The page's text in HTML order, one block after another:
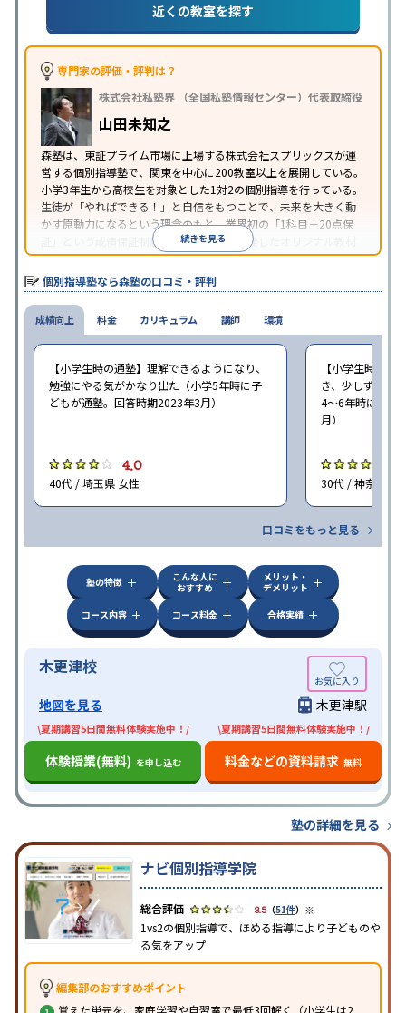
成績保証制度あり1科目から受講可能
自習室あり
※2023年3月調査。小学校高学年の個別指導塾アンケート調査方法を参
近くの教室を探す
専門家の評価・評判は？
株式会社私塾界 （全国私塾情報センター）代表取締役
山田未知之
森塾は、東証プライム市場に上場する株式会社スプリックスが運
営する個別指導塾で、関東を中心に200教室以上を展開している。
小学3年生から高校生を対象とした1対2の個別指導を行っている。
生徒が「やればできる！」と自信をもつことで、未来を大きく動
かす原動力になるという理念のもと、業界初の「1科目＋20点保
証」という成績保証制度を採用。同社が開発したオリジナル教材
「フォレスタシリーズ」は全国各地の学習塾でも採用されてい
る。
続きを見る
個別指導塾なら森塾の口コミ・評判
成績向上
【小学生時の通塾】理解できるようになり、
勉強にやる気がかなり出た（小学5年時に子
どもが通塾。回答時期2023年3月）
4.0
40代 / 埼玉県 女性
【小学生時の通
き、少しずつ成
4〜6年時に子ど
月）
30代 / 神奈川県
口コミをもっと見る
料金 カリキュラム 講師 環境
塾の特徴
こんな人に
おすすめ
メリット・
デメリット
コース内容
コース料金 合格実績
木更津校
地図を見る 木更津駅
\夏期講習5日間無料体験実施中！/
体験授業(無料) を申し込む
\夏期講習5日間無料体験実施中！/
料金などの資料請求 無料
塾の詳細を見る
ナビ個別指導学院
3.5（51件） ※
1vs2の個別指導で、ほめる指導により子どものや
る気をアップ
編集部のおすすめポイント
覚えた単元を、家庭学習や自習室で最低3回解く（小学生は2